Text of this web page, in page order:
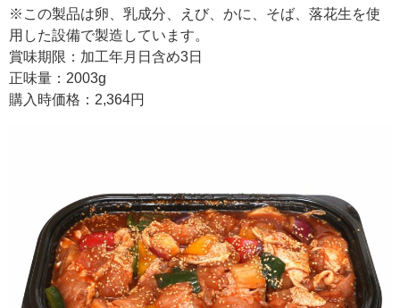
※この製品は卵、乳成分、えび、かに、そば、落花生を使
用した設備で製造しています。
賞味期限：加工年月日含め3日
正味量：2003g
購入時価格：2,364円